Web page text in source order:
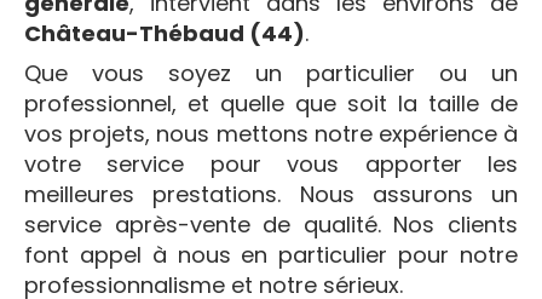
Château-Thébaud (44).
Que vous soyez un particulier ou un
professionnel, et quelle que soit la taille de
vos projets, nous mettons notre expérience à
votre service pour vous apporter les
meilleures prestations. Nous assurons un
service après-vente de qualité. Nos clients
font appel à nous en particulier pour notre
professionnalisme et notre sérieux.